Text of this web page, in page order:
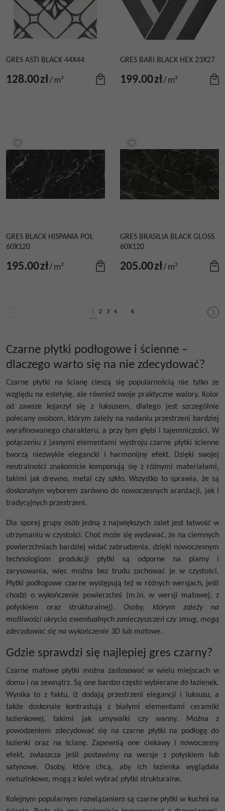
GRES ASTI BLACK 44X44
128.00zł/m²
GRES BARI BLACK HEX 23X27
199.00zł/m²
GRES BLACK HISPANIA POL
60X120
195.00zł/m²
GRES BRASILIA BLACK GLOSS
60X120
205.00zł/m²
1 2 3 4 ... 6
Czarne płytki podłogowe i ścienne –
dlaczego warto się na nie zdecydować?
Czarne płytki na ścianę cieszą się popularnością nie tylko ze
względu na estetykę, ale również swoje praktyczne walory. Kolor
od zawsze kojarzył się z luksusem, dlatego jest szczególnie
polecany osobom, którym zależy na nadaniu przestrzeni bardziej
wyrafinowanego charakteru, a przy tym głębi i tajemniczości. W
połączeniu z jasnymi elementami wystrojuczarne płytki ścienne
tworzą niezwykle elegancki i harmonijny efekt. Dzięki swojej
neutralności znakomicie komponują się z różnymi materiałami,
takimi jak drewno, metal czy szkło. Wszystko to sprawia, że są
doskonałym wyborem zarówno do nowoczesnych aranżacji, jak i
tradycyjnych przestrzeni.
Dla sporej grupy osób jedną z największych zalet jest łatwość w
utrzymaniu w czystości. Choć może się wydawać, że na ciemnych
powierzchniach bardziej widać zabrudzenia, dzięki nowoczesnym
technologiom produkcji płytki są odporne na plamy i
zarysowania, więc można bez trudu zachować je w czystości.
Płytki podłogowe czarnewystępują też w różnych wersjach, jeśli
chodzi o wykończenie powierzchni (m.in. w wersji matowej, z
połyskiem oraz strukturalnej). Osoby, którym zależy na
możliwości ukrycia ewentualnych zanieczyszczeń czy smug, mogą
zdecydować się na wykończenie 3D lub matowe.
Gdzie sprawdzi się najlepiej gres czarny?
Czarne matowe płytki można zastosować w wielu miejscach w
domu i na zewnątrz. Są one bardzo często wybierane do łazienek.
Wynika to z faktu, iż dodają przestrzeni elegancji i luksusu, a
także doskonale kontrastują z białymi elementami ceramiki
łazienkowej, takimi jak umywalki czy wanny. Można z
powodzeniem zdecydować się na czarne płytki na podłogę do
łazienki oraz na ścianę. Zapewnią one ciekawy i nowoczesny
efekt, zwłaszcza jeśli postawimy na wersje z połyskiem lub
satynowe.Osoby, które chcą, aby ich łazienka wyglądała
nietuzinkowo, mogą z kolei wybrać płytki strukturalne.
Kolejnym popularnym rozwiązaniem są czarne płytki w kuchni na